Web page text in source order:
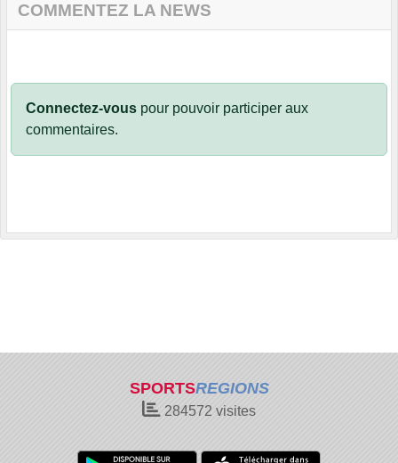
COMMENTEZ LA NEWS
Connectez-vous pour pouvoir participer aux
commentaires.
SPORTSREGIONS
284572 visites